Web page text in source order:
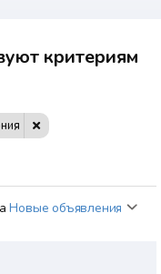
критериям
Новые объявления